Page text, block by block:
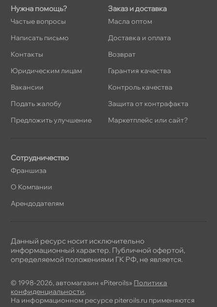
Нужна помощь?
Частые вопросы
Написать письмо
Контакты
Юридическим лицам
акансии
Подать жалобу
Предложить улучшение
Заказ и доставка
Масла оптом
Доставка и оплата
озврат
Гарантия качества
Контроль качества
Защита от контрафакта
Маркетплейс или сайт?
Сотрудничество
Франшиза
О Компании
Арендодателям
© 1998-2026, автомагазин «Piteroils» Политика
конфиденциальности,
На информационном ресурсе piteroils.ru применяются
Данный ресурс носит исключительно
информационный характер. Публичной офертой,
определяемой положениями ГК РФ, не является.